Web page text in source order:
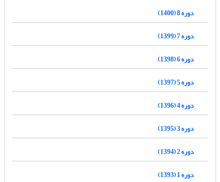
دوره 8 (1400)
دوره 7 (1399)
دوره 6 (1398)
دوره 5 (1397)
دوره 4 (1396)
دوره 3 (1395)
دوره 2 (1394)
دوره 1 (1393)